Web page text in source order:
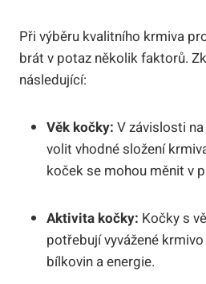
Při výběru kvalitního krmiva
brát v potaz několik faktorů.
následující:
Věk kočky: V závislosti
volit vhodné složení
koček se mohou měnit v
Aktivita kočky: Kočky s
potřebují vyvážené
bílkovin a energie.